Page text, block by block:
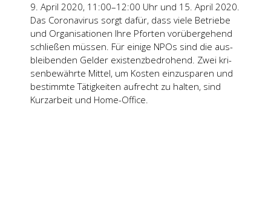
9. April 2020, 11:00–12:00 Uhr und 15. April 2020.
Das Coro­na­vi­rus sorgt dafür, dass vie­le Betrie­be
und Orga­ni­sa­tio­nen Ihre Pfor­ten vor­über­ge­hend
schlie­ßen müs­sen. Für eini­ge NPOs sind die aus­
blei­ben­den Gel­der exis­tenz­be­dro­hend. Zwei kri­
sen­be­währ­te Mit­tel, um Kos­ten ein­zu­spa­ren und
bestimm­te Tätig­kei­ten auf­recht zu hal­ten, sind
Kurz­ar­beit und Home-Office.